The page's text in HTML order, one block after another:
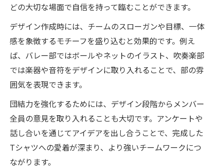
どの大切な場面で自信を持って臨むことができます。
デザイン作成時には、チームのスローガンや目標、一体
感を象徴するモチーフを盛り込むと効果的です。例え
ば、バレー部ではボールやネットのイラスト、吹奏楽部
では楽器や音符をデザインに取り入れることで、部の雰
囲気を表現できます。
団結力を強化するためには、デザイン段階からメンバー
全員の意見を取り入れることも大切です。アンケートや
話し合いを通じてアイデアを出し合うことで、完成した
Tシャツへの愛着が深まり、より強いチームワークにつ
ながります。